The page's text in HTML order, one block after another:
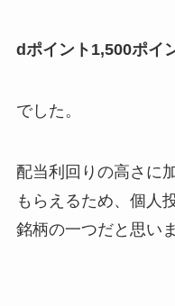
dポイント1,500ポイ
でした。
配当利回りの高さに
もらえるため、個人
銘柄の一つだと思いま